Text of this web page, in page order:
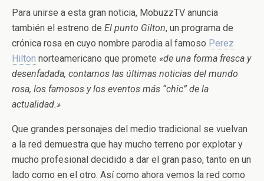
Para unirse a esta gran noticia, MobuzzTV anuncia
también el estreno de El punto Gilton, un programa de
crónica rosa en cuyo nombre parodia al famoso Perez
Hilton norteamericano que promete «de una forma fresca y
desenfadada, contarnos las últimas noticias del mundo
rosa, los famosos y los eventos más “chic” de la
actualidad.»
Que grandes personajes del medio tradicional se vuelvan
a la red demuestra que hay mucho terreno por explotar y
mucho profesional decidido a dar el gran paso, tanto en un
lado como en el otro. Así como ahora vemos la red como